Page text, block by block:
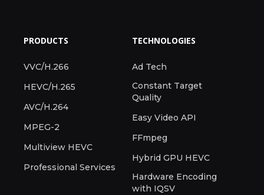
PRODUCTS
VVC/H.266
HEVC/H.265
AVC/H.264
MPEG-2
Multiview HEVC
Professional Services
TECHNOLOGIES
Ad Tech
Constant Target
Quality
Easy Video API
FFmpeg
Hybrid GPU HEVC
Hardware Encoding
with IQSV